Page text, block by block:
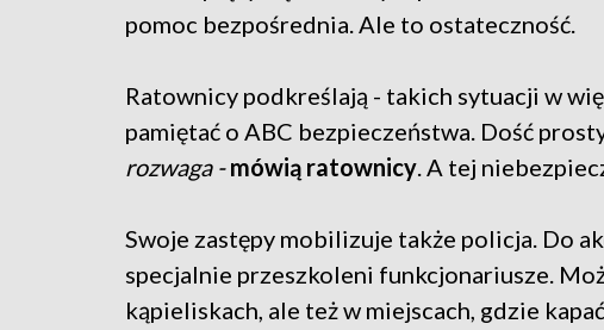
pomoc bezpośrednia. Ale to ostateczność.
Ratownicy podkreślają - takich sytuacji w
pamiętać o ABC bezpieczeństwa. Dość
rozwaga -mówią ratownicy. A tej
Swoje zastępy mobilizuje także policja. Do
specjalnie przeszkoleni funkcjonariusze.
kąpieliskach, ale też w miejscach, gdzie